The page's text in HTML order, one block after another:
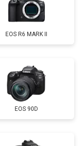
EOS R6 MARK II
EOS 90D